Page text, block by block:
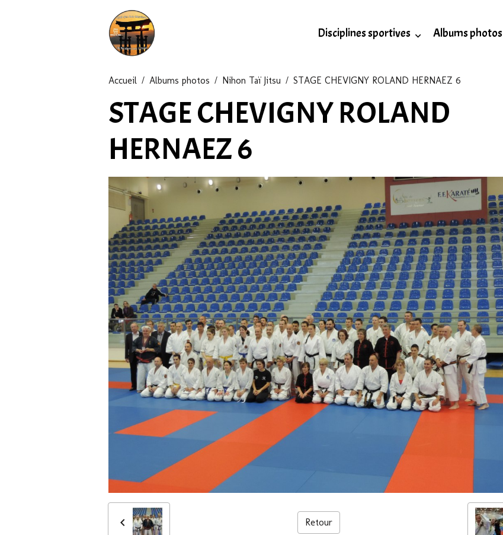
Disciplines sportives Albums photos
Accueil Albums photos Nihon Taï Jitsu STAGE CHEVIGNY ROLAND HERNAEZ 6
STAGE CHEVIGNY ROLAND
HERNAEZ 6
Retour